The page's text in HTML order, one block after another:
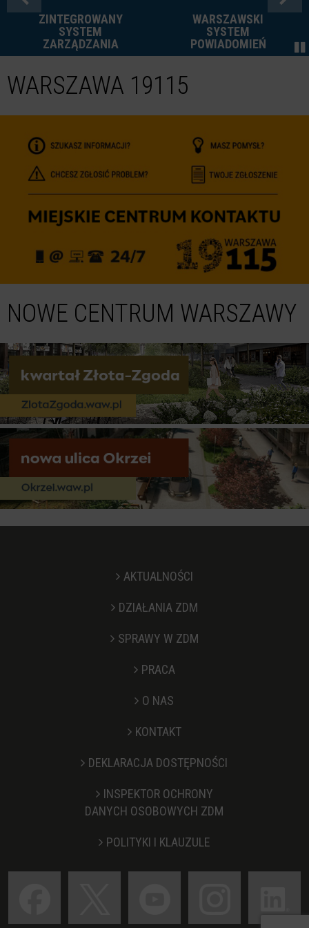
ZINTEGROWANY
SYSTEM
ZARZĄDZANIA
WARSZAWSKI
SYSTEM
POWIADOMIEŃ
WARSZAWA 19115
NOWE CENTRUM WARSZAWY
AKTUALNOŚCI
DZIAŁANIA ZDM
SPRAWY W ZDM
PRACA
O NAS
KONTAKT
DEKLARACJA DOSTĘPNOŚCI
INSPEKTOR OCHRONY
DANYCH OSOBOWYCH ZDM
POLITYKI I KLAUZULE